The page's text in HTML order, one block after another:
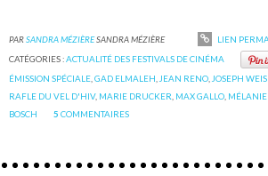
PARSANDRA MÉZIÈRESANDRA MÉZIÈRE LIEN
CATÉGORIES :ACTUALITÉ DES FESTIVALS DE CINÉMA
ÉMISSION SPÉCIALE ,GAD ELMALEH JEAN RENO JOSEPH
RAFLE DU VEL D'HIV, MARIE DRUCKER MAX GALLO
BOSCH
5 COMMENTAIRES